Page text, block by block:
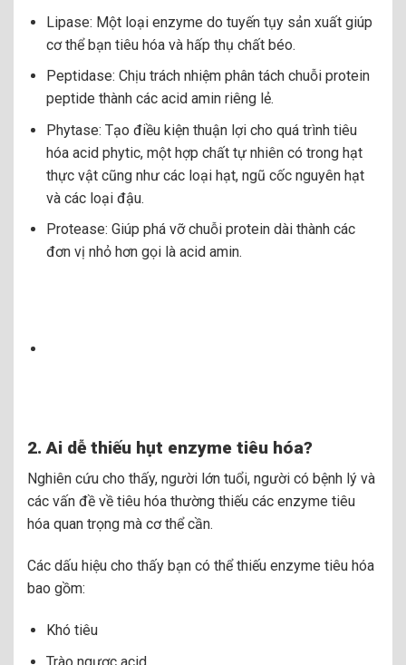
Lipase: Một loại enzyme do tuyến tụy sản xuất giúp
cơ thể bạn tiêu hóa và hấp thụ chất béo.
Peptidase: Chịu trách nhiệm phân tách chuỗi protein
peptide thành các acid amin riêng lẻ.
Phytase: Tạo điều kiện thuận lợi cho quá trình tiêu
hóa acid phytic, một hợp chất tự nhiên có trong hạt
thực vật cũng như các loại hạt, ngũ cốc nguyên hạt
và các loại đậu.
Protease: Giúp phá vỡ chuỗi protein dài thành các
đơn vị nhỏ hơn gọi là acid amin.
2. Ai dễ thiếu hụt enzyme tiêu hóa?
Nghiên cứu cho thấy, người lớn tuổi, người có bệnh lý và
các vấn đề về tiêu hóa thường thiếu các enzyme tiêu
hóa quan trọng mà cơ thể cần.
Các dấu hiệu cho thấy bạn có thể thiếu enzyme tiêu hóa
bao gồm:
Khó tiêu
Trào ngược acid